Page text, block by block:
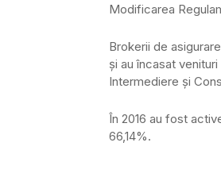
Modificarea
Brokerii de
şi au încasat
Intermediere şi
În 2016 au fost
66,14%.